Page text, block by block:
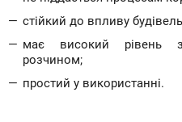
стійкий до впливу
має високий рівень
розчином;
простий у використанні.